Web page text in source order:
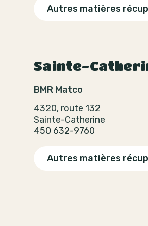
Autres matières
Sainte-
BMR Matco
4320, route 132
Sainte-Catherine
450 632-9760
Autres matières